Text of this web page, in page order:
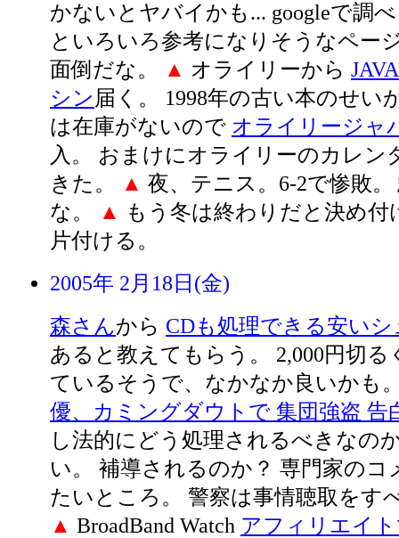
かないとヤバイかも... googleで調
といろいろ参考になりそうなペー
面倒だな。
▲ オライリーから
シン 届く。 1998年の古い本のせい
は在庫がないので オライリージャ
入。 おまけにオライリーのカレン
きた。
▲ 夜、テニス。6-2で惨敗
な。
▲ もう冬は終わりだと決め付
片付ける。
2005年 2月18日(金)
森さんから CDも処理できる安い
あると教えてもらう。 2,000円切
ているそうで、なかなか良いかも
優、カミングダウトで 集団強盗 告
し法的にどう処理されるべきなの
い。 補導されるのか？ 専門家のコ
たいところ。 警察は事情聴取をす
▲ BroadBand Watch アフィリエイ